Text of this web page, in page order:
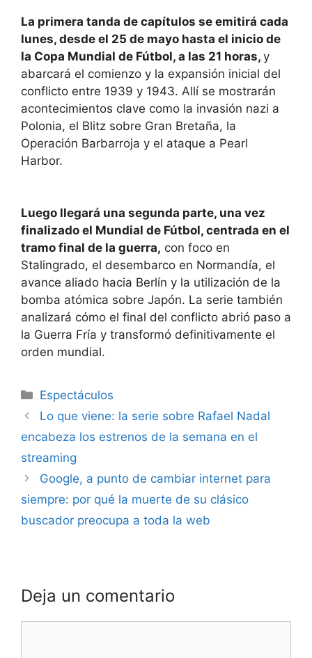
La primera tanda de capítulos se emitirá cada
lunes, desde el 25 de mayo hasta el inicio de
la Copa Mundial de Fútbol, a las 21 horas, y
abarcará el comienzo y la expansión inicial del
conflicto entre 1939 y 1943. Allí se mostrarán
acontecimientos clave como la invasión nazi a
Polonia, el Blitz sobre Gran Bretaña, la
Operación Barbarroja y el ataque a Pearl
Harbor.
Luego llegará una segunda parte, una vez
finalizado el Mundial de Fútbol, centrada en el
tramo final de la guerra, con foco en
Stalingrado, el desembarco en Normandía, el
avance aliado hacia Berlín y la utilización de la
bomba atómica sobre Japón. La serie también
analizará cómo el final del conflicto abrió paso a
la Guerra Fría y transformó definitivamente el
orden mundial.
Espectáculos
Lo que viene: la serie sobre Rafael Nadal
encabeza los estrenos de la semana en el
streaming
Google, a punto de cambiar internet para
siempre: por qué la muerte de su clásico
buscador preocupa a toda la web
Deja un comentario